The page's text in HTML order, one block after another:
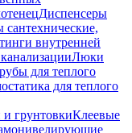
Диспенсеры
сантехнические,
внутренней
Люки
для теплого
для теплого
грунтовкиКлеевые